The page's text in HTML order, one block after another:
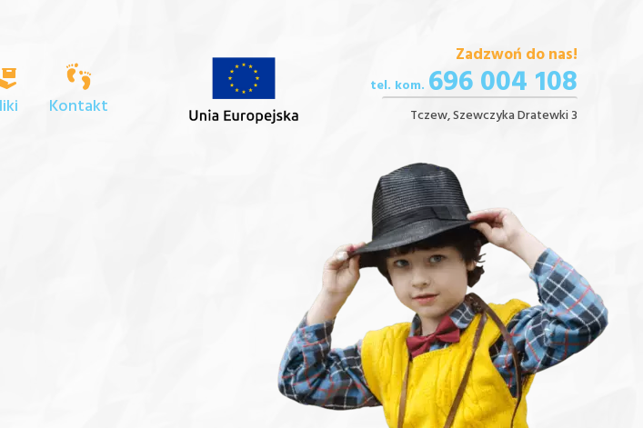
Zadzwoń do nas!
tel. kom.696 004 108
Tczew, Szewczyka Dratewki 3
Kontakt